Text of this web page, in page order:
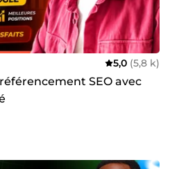
5,0 (5,8 k)
SEO avec